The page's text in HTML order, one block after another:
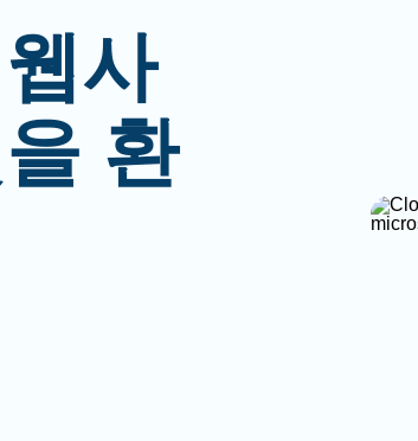
사
환